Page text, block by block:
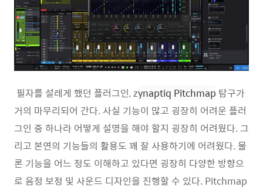
필자를 설레게 했던 플러그인, zynaptiq Pitchmap 탐구가
거의 마무리되어 간다. 사실 기능이 많고 굉장히 어려운 플러
그인 중 하나라 어떻게 설명을 해야 할지 굉장히 어려웠다. 그
리고 본연의 기능들의 활용도 꽤 잘 사용하기에 어려웠다. 물
론 기능을 어느 정도 이해하고 있다면 굉장히 다양한 방향으
로 음정 보정 및 사운드 디자인을 진행할 수 있다. Pitchmap